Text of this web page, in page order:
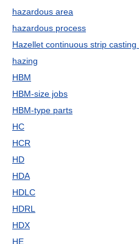
hazardous area
hazardous process
Hazellet continuous strip
hazing
HBM
HBM-size jobs
HBM-type parts
HC
HCR
HD
HDA
HDLC
HDRL
HDX
HE